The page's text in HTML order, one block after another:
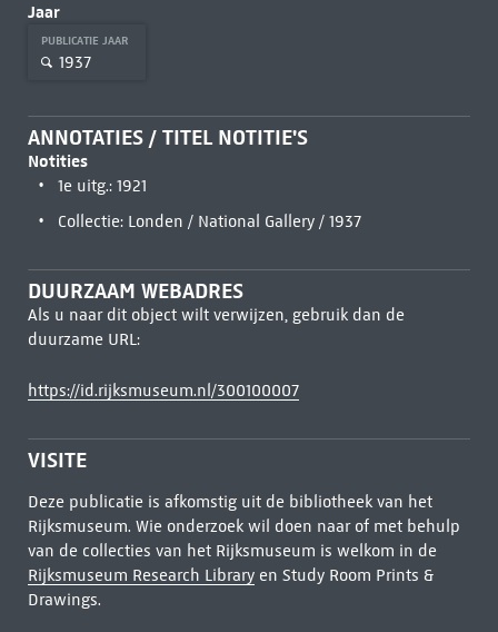
Jaar
PUBLICATIE JAAR
1937
ANNOTATIES / TITEL NOTITIE'S
Notities
1e uitg.: 1921
Collectie: Londen / National Gallery / 1937
DUURZAAM WEBADRES
Als u naar dit object wilt verwijzen, gebruik dan de
duurzame URL:
https://id.rijksmuseum.nl/300100007
VISITE
Deze publicatie is afkomstig uit de bibliotheek van het
Rijksmuseum. Wie onderzoek wil doen naar of met behulp
van de collecties van het Rijksmuseum is welkom in de
Rijksmuseum Research Libraryen Study Room Prints &
Drawings.